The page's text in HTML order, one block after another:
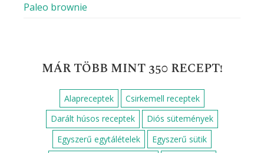
Paleo brownie
MÁR TÖBB MINT 350 RECEPT!
Alapreceptek
Csirkemell receptek
Darált húsos receptek
Diós sütemények
Egyszerű egytálételek
Egyszerű sütik